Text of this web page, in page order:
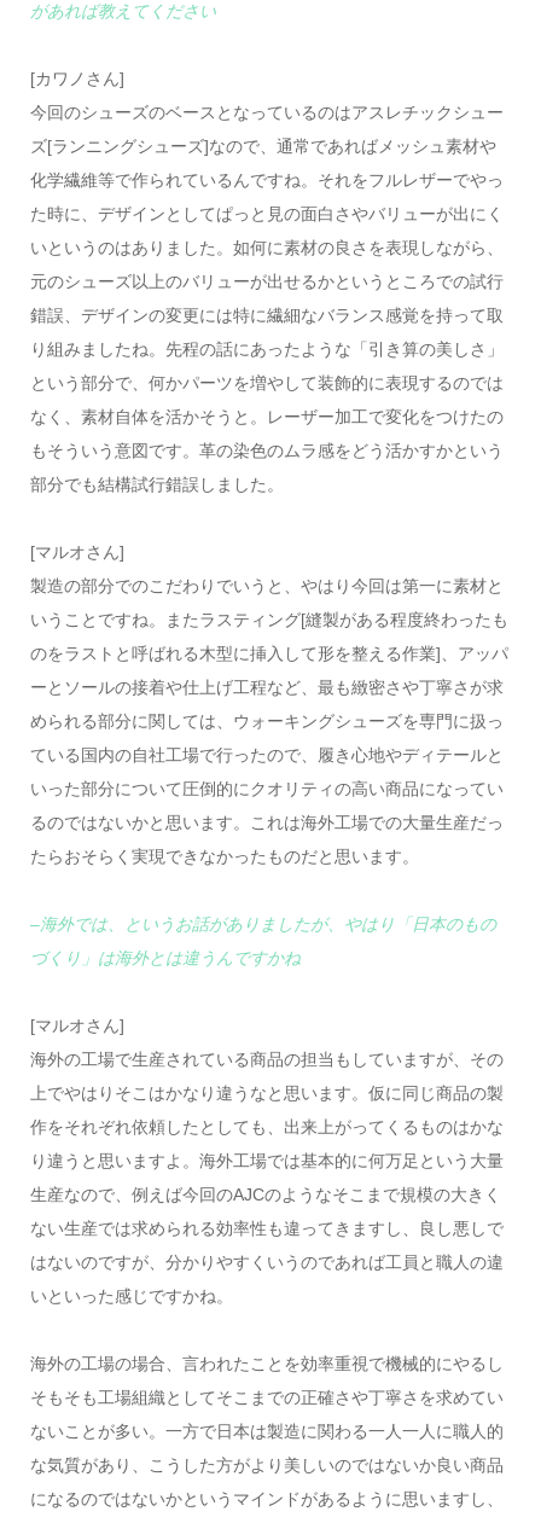
があれば教えてください
[カワノさん]
今回のシューズのベースとなっているのはアスレチックシュー
ズ[ランニングシューズ]なので、通常であればメッシュ素材や
化学繊維等で作られているんですね。それをフルレザーでやっ
た時に、デザインとしてぱっと見の面白さやバリューが出にく
いというのはありました。如何に素材の良さを表現しながら、
元のシューズ以上のバリューが出せるかというところでの試行
錯誤、デザインの変更には特に繊細なバランス感覚を持って取
り組みましたね。先程の話にあったような「引き算の美しさ」
という部分で、何かパーツを増やして装飾的に表現するのでは
なく、素材自体を活かそうと。レーザー加工で変化をつけたの
もそういう意図です。革の染色のムラ感をどう活かすかという
部分でも結構試行錯誤しました。
[マルオさん]
製造の部分でのこだわりでいうと、やはり今回は第一に素材と
いうことですね。またラスティング[縫製がある程度終わったも
のをラストと呼ばれる木型に挿入して形を整える作業]、アッパ
ーとソールの接着や仕上げ工程など、最も緻密さや丁寧さが求
められる部分に関しては、ウォーキングシューズを専門に扱っ
ている国内の自社工場で行ったので、履き心地やディテールと
いった部分について圧倒的にクオリティの高い商品になってい
るのではないかと思います。これは海外工場での大量生産だっ
たらおそらく実現できなかったものだと思います。
–海外では、というお話がありましたが、やはり「日本のもの
づくり」は海外とは違うんですかね
[マルオさん]
海外の工場で生産されている商品の担当もしていますが、その
上でやはりそこはかなり違うなと思います。仮に同じ商品の製
作をそれぞれ依頼したとしても、出来上がってくるものはかな
り違うと思いますよ。海外工場では基本的に何万足という大量
生産なので、例えば今回のAJCのようなそこまで規模の大きく
ない生産では求められる効率性も違ってきますし、良し悪しで
はないのですが、分かりやすくいうのであれば工員と職人の違
いといった感じですかね。
海外の工場の場合、言われたことを効率重視で機械的にやるし
そもそも工場組織としてそこまでの正確さや丁寧さを求めてい
ないことが多い。一方で日本は製造に関わる一人一人に職人的
な気質があり、こうした方がより美しいのではないか良い商品
になるのではないかというマインドがあるように思いますし、